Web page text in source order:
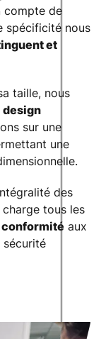
compte de
spécificité nous
et
taille, nous
design
sur une
une
des
tous les
conformité aux
sécurité